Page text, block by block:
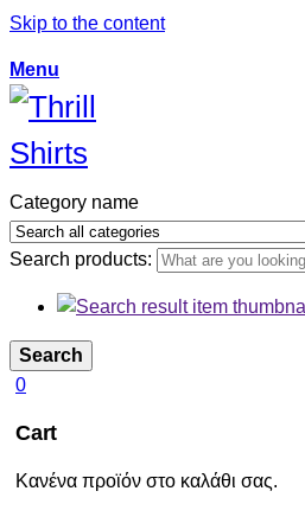
Skip to the content
Menu
Category name
Search products:
Search
0
Cart
Κανένα προϊόν στο καλάθι σας.